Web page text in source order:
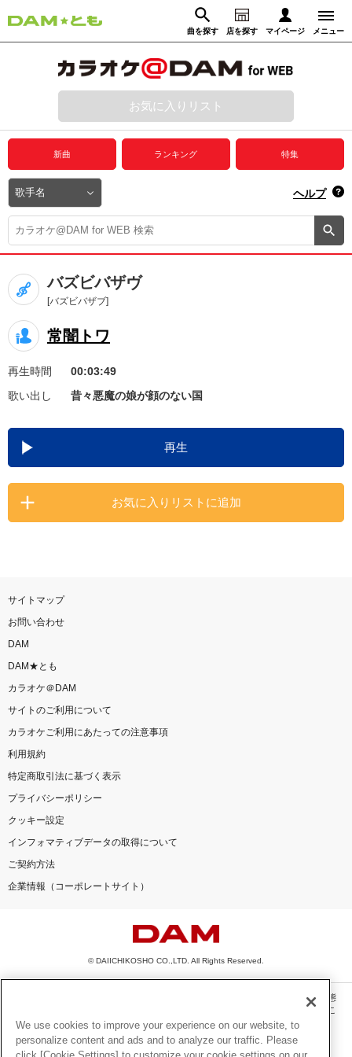
曲を探す 店を探す マイページ メニュー
動画からさがす 録音からさがす
ログイン
プレミアムサービス
DAM★とも動画
DAM★とも録音
カラオケ＠DAM
ユーザー検索
キャンペーン
お知らせ よくあるご質問
DAMの新曲・ランキングなど
カラオケ最新情報をチェック！
お気に入りリスト
新曲 ランキング 特集
ヘルプ
バズビバザヴ
[バズビバザブ]
常闇トワ
再生時間
00:03:49
歌い出し
昔々悪魔の娘が顔のない国
再生
お気に入りリストに追加
サイトマップ
お問い合わせ
DAM
DAM★とも
カラオケ＠DAM
サイトのご利用について
カラオケご利用にあたっての注意事項
利用規約
特定商取引法に基づく表示
プライバシーポリシー
クッキー設定
インフォマティブデータの取得について
ご契約方法
企業情報（コーポレートサイト）
© DAIICHIKOSHO CO.,LTD. All Rights Reserved.
このサイトに掲載されている一切の文章・画像・写真・動画・音声等を、手段や形態
を問わず、著作権法の定める範囲を超えて無断で複製、転載、ファイル化などするこ
とを禁じます。
楽曲及びコンテンツは、機種によりご利用いただけない場合があります。
We use cookies to improve your experience on our website, to
personalize content and ads and to analyze our traffic. Please